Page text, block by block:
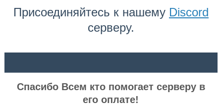
Присоединяйтесь к нашему Discord
серверу.
Спасибо Всем кто помогает серверу в
его оплате!